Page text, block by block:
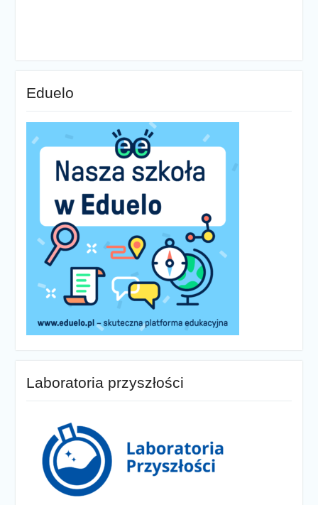
Eduelo
Laboratoria przyszłości